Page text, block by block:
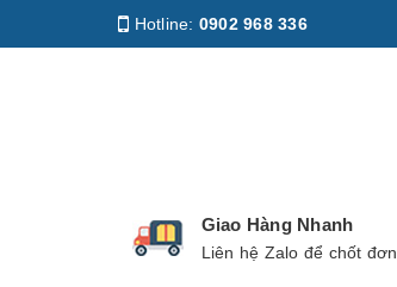
Hotline: 0902 968 336
Giao Hàng Nhanh
Liên hệ Zalo để chốt đơn